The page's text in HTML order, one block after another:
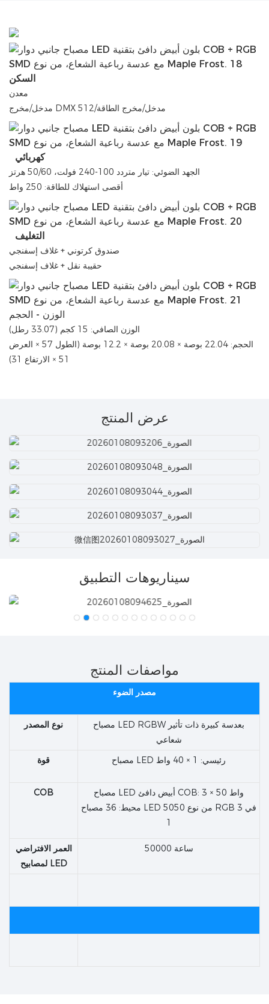
السكن
معدن
مدخل/مخرج DMX 512/مدخل/مخرج الطاقة
كهربائي
الجهد الضوئي: تيار متردد 100-240 فولت، 50/60 هرتز
أقصى استهلاك للطاقة: 250 واط
التغليف
صندوق كرتوني + غلاف إسفنجي
حقيبة نقل + غلاف إسفنجي
الوزن - الحجم
الوزن الصافي: 15 كجم (33.07 رطل)
الحجم: 22.04 بوصة × 20.08 بوصة × 12.2 بوصة (الطول 57 × العرض
51 × الارتفاع 31)
عرض المنتج
سيناريوهات التطبيق
مواصفات المنتج
مصدر الضوء
نوع المصدر
مصباح LED RGBW بعدسة كبيرة ذات تأثير
شعاعي
قوة
مصباح LED رئيسي: 1 × 40 واط
COB
مصباح LED أبيض دافئ COB: 3 × 50 واط
محيط: 36 مصباح LED من نوع 5050 RGB 3 في
1
العمر الافتراضي
لمصابيح LED
50000 ساعة